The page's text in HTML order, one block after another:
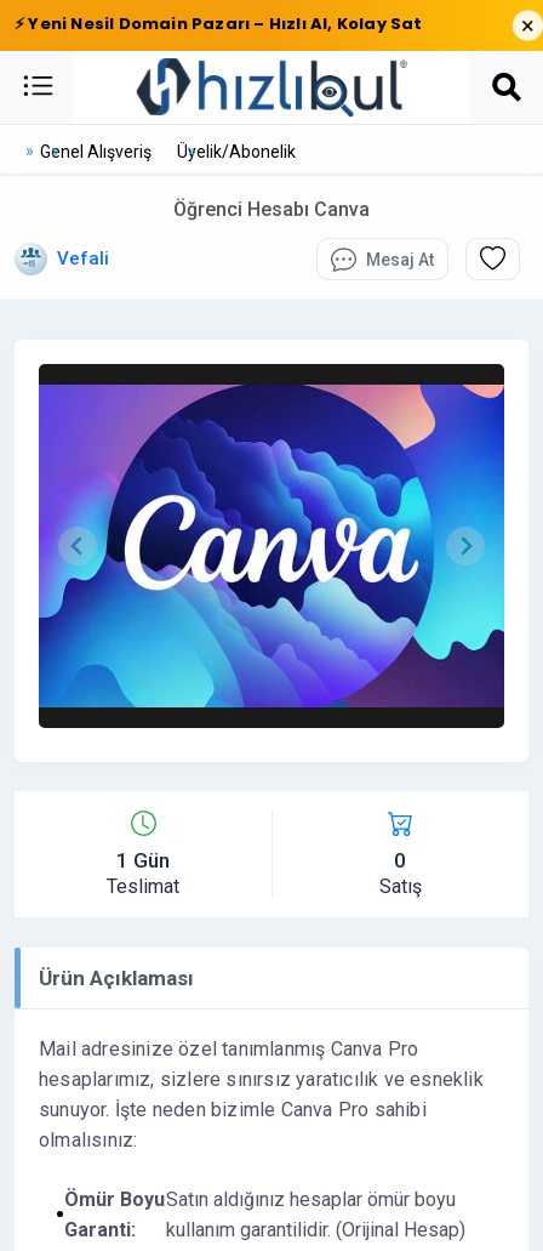
⚡ Yeni Nesil Domain Pazarı – Hızlı Al, Kolay Sat ×
Genel Alışveriş Üyelik/Abonelik
Öğrenci Hesabı Canva
Vefali Mesaj At
1 Gün
Teslimat
0
Satış
Ürün Açıklaması
Mail adresinize özel tanımlanmış Canva Pro
hesaplarımız, sizlere sınırsız yaratıcılık ve esneklik
sunuyor. İşte neden bizimle Canva Pro sahibi
olmalısınız:
Ömür Boyu
Garanti:
Satın aldığınız hesaplar ömür boyu
kullanım garantilidir. (Orijinal Hesap)